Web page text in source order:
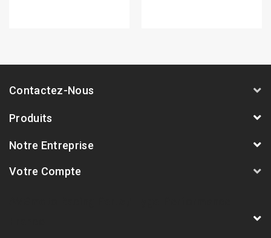
Contactez-Nous
Produits
Notre Entreprise
Votre Compte